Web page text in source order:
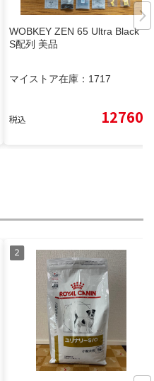
WOBKEY ZEN 65 Ultra Black U
S配列 美品
マイストア在庫： 1717
税込 12760